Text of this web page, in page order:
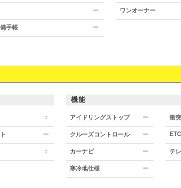
ー ワンオーナー
手帳 ー
○
ー
○
機能
アイドリングストップ ー 衝
クルーズコントロール ー ETC
カーナビ ー テ
寒冷地仕様 ー